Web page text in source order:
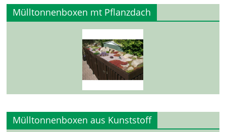
Mülltonnenboxen mt Pflanzdach
Mülltonnenboxen aus Kunststoff